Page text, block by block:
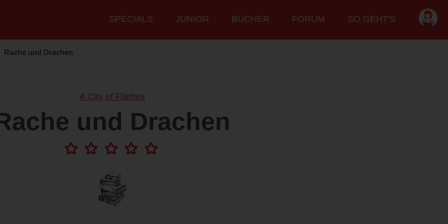
Hauptmenü
SPECIALS JUNIOR BÜCHER FORUM SO GEHT'S
Rache und Drachen
A City of Flames
und Drachen